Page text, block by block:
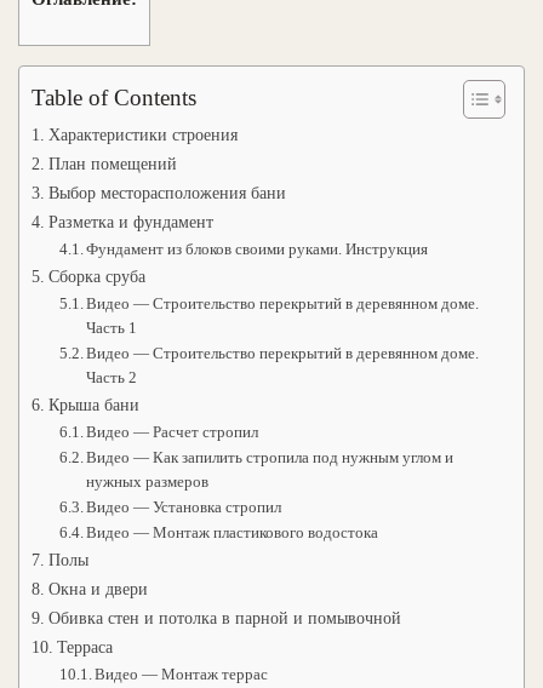
Table of Contents
Характеристики строения
План помещений
Выбор месторасположения бани
Разметка и фундамент
Фундамент из блоков своими руками. Инструкция
Сборка сруба
Видео — Строительство перекрытий в деревянном доме.
Часть 1
Видео — Строительство перекрытий в деревянном доме.
Часть 2
Крыша бани
Видео — Расчет стропил
Видео — Как запилить стропила под нужным углом и
нужных размеров
Видео — Установка стропил
Видео — Монтаж пластикового водостока
Полы
Окна и двери
Обивка стен и потолка в парной и помывочной
Терраса
Видео — Монтаж террас